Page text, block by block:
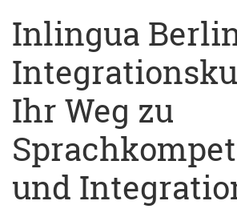
Inlingua
Ihr Weg zu
und